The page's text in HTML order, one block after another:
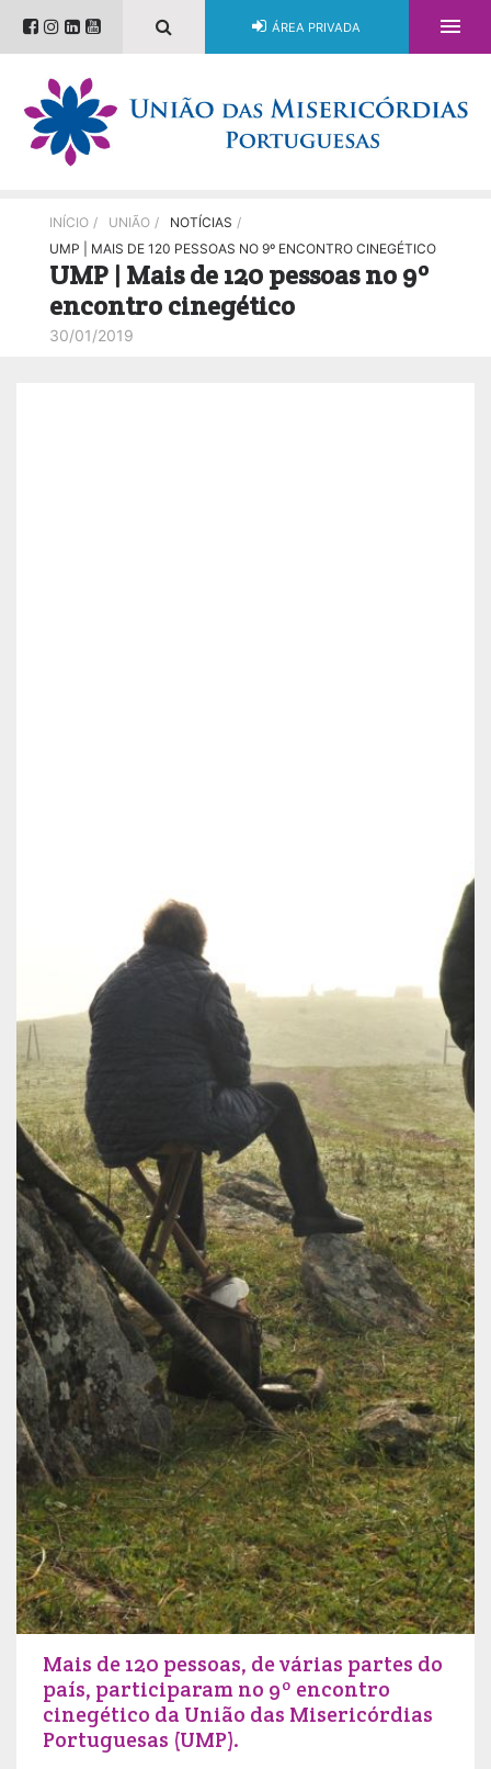
ÁREA PRIVADA 
INÍCIO / UNIÃO / NOTÍCIAS /
UMP | MAIS DE 120 PESSOAS NO 9º ENCONTRO CINEGÉTICO
UMP | Mais de 120 pessoas no 9º
encontro cinegético
30/01/2019
Mais de 120 pessoas, de várias partes do
país, participaram no 9º encontro
cinegético da União das Misericórdias
Portuguesas (UMP).